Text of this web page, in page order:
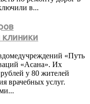
в...
клиники
«Путь
«Асана». Их
у 80 жителей
врачебных услуг.